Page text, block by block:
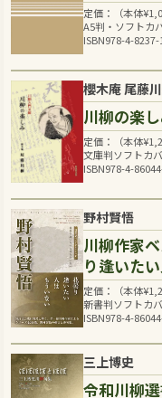
定価：（本体¥
A5判・ソフトカ
ISBN978-4-
櫻木庵 尾藤
川柳の楽
定価：（本体¥
文庫判ソフトカ
ISBN978-4-
野村賢悟
川柳作家
り逢いた
定価：（本体¥
新書判ソフトカ
ISBN978-4-
三上博史
令和川柳